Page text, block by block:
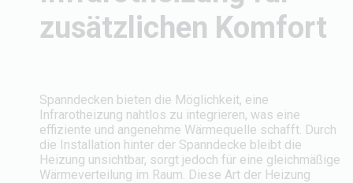
zusätzlichen Komfort
Spanndecken bieten die Möglichkeit, eine
Infrarotheizung nahtlos zu integrieren, was eine
effiziente und angenehme Wärmequelle schafft. Durch
die Installation hinter der Spanndecke bleibt die
Heizung unsichtbar, sorgt jedoch für eine gleichmäßige
Wärmeverteilung im Raum. Diese Art der Heizung